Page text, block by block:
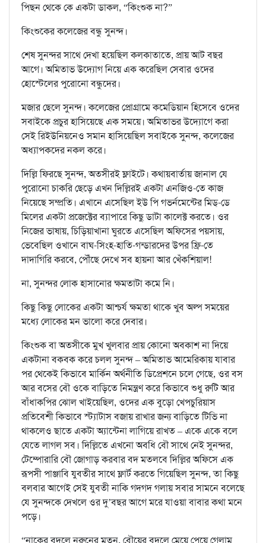
পিছন থেকে কে একটা ডাকল, “কিংশুক না?”
কিংশুকের কলেজের বন্ধু সুনন্দ।
শেষ সুনন্দর সাথে দেখা হয়েছিল কলকাতাতে, প্রায় আট বছর
আগে। অমিতাভ উদ্যোগ নিয়ে এক করেছিল সেবার ওদের
হোস্টেলের পুরোনো বন্ধুদের।
মজার ছেলে সুনন্দ। কলেজের প্রোগ্রামে কমেডিয়ান হিসেবে ওদের
সবাইকে প্রচুর হাসিয়েছে এক সময়ে। অমিতাভর উদ্যোগে করা
সেই রিইউনিয়নেও সমান হাসিয়েছিল সবাইকে সুনন্দ, কলেজের
অধ্যাপকদের নকল করে।
দিল্লি ফিরছে সুনন্দ, অতসীরই ফ্লাইটে। কথায়বার্তায় জানাল যে
পুরোনো চাকরি ছেড়ে এখন দিল্লিরই একটা এনজিও-তে কাজ
নিয়েছে সম্প্রতি। এখানে এসেছিল ইউ পি গভর্নমেন্টের মিড্-ডে
মিলের একটা প্রজেক্টের ব্যাপারে কিছু ডাটা কালেক্ট করতে। ওর
নিজের ভাষায়, চিড়িয়াখানা ঘুরতে এসেছিল অফিসের পয়সায়,
ভেবেছিল ওখানে বাঘ-সিংহ-হাতি-গন্ডারদের উপর ফ্রি-তে
দাদাগিরি করবে, পৌঁছে দেখে সব হায়না আর খেঁকশিয়াল!
না, সুনন্দর লোক হাসানোর ক্ষমতাটা কমে নি।
কিছু কিছু লোকের একটা আশ্চর্য ক্ষমতা থাকে খুব অল্প সময়ের
মধ্যে লোকের মন ভালো করে দেবার।
কিংশুক বা অতসীকে মুখ খুলবার প্রায় কোনো অবকাশ না দিয়ে
একটানা বকবক করে চলল সুনন্দ – অমিতাভ আমেরিকায় যাবার
পর থেকেই কিভাবে মার্কিন অর্থনীতি ডিপ্রেশনে চলে গেছে, ওর বস
আর বসের বৌ ওকে বাড়িতে নিমন্ত্রণ করে কিভাবে শুধু রুটি আর
বাঁধাকপির ঝোল খাইয়েছিল, ওদের এক বুড়ো খেপচুরিয়াস
প্রতিবেশী কিভাবে স্ট্যাটাস বজায় রাখার জন্য বাড়িতে টিভি না
থাকলেও ছাতে একটা অ্যান্টেনা লাগিয়ে রাখত – একে একে বলে
যেতে লাগল সব। দিল্লিতে এখনো অবধি বৌ সাথে নেই সুনন্দর,
টেম্পোরারি বৌ জোগাড় করবার বদ মতলবে দিল্লির অফিসে এক
রূপসী পাঞ্জাবি যুবতীর সাথে ফ্লার্ট করতে গিয়েছিল সুনন্দ, তা কিছু
বলবার আগেই সেই যুবতী নাকি গদগদ গলায় সবার সামনে বলেছে
যে সুনন্দকে দেখলে ওর দু’বছর আগে মরে যাওয়া বাবার কথা মনে
পড়ে।
“নাকের বদলে নরুনের মতন, বৌয়ের বদলে মেয়ে পেয়ে গেলাম